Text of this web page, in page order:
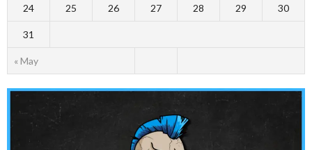
« May
24 25 26 27 28 29 30
31